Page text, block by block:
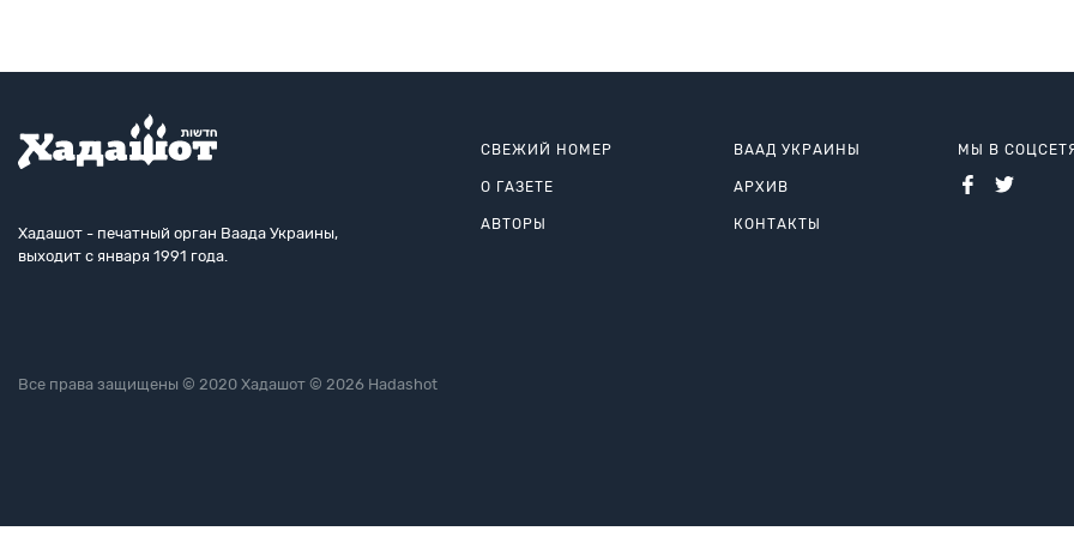
Хадашот - печатный орган Ваада Украины,
выходит с января 1991 года.
СВЕЖИЙ НОМЕР
О ГАЗЕТЕ
АВТОРЫ
ВААД УКРАИНЫ
АРХИВ
КОНТАКТЫ
МЫ В
Все права защищены © 2020 Хадашот © 2026 Hadashot